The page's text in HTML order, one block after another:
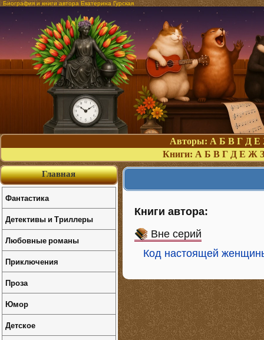
Биография и книги автора Екатерина Гурская
Авторы: А Б В Г Д Е
Книги: А Б В Г Д Е Ж З
Книги автора:
Вне серий
Код настоящей
Главная
Фантастика
Детективы и Триллеры
Любовные романы
Приключения
Проза
Юмор
Детское